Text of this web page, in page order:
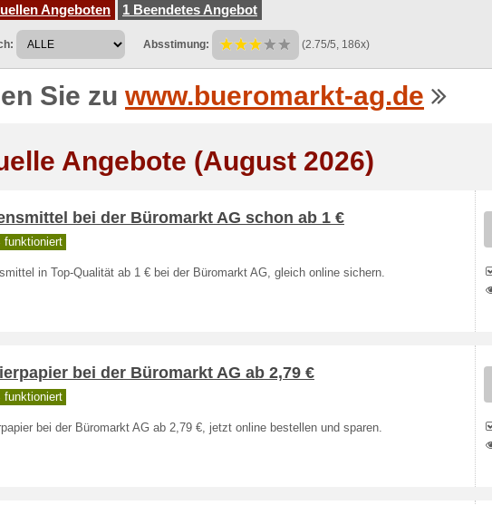
Angeboten
1 Beendetes Angebot
Absstimung: (2.75/5, 186x)
Sie zu www.bueromarkt-ag.de
Angebote (August 2026)
bei der Büromarkt AG schon ab 1 €
funktioniert
in Top-Qualität ab 1 € bei der Büromarkt AG, gleich online sichern.
bei der Büromarkt AG ab 2,79 €
funktioniert
bei der Büromarkt AG ab 2,79 €, jetzt online bestellen und sparen.